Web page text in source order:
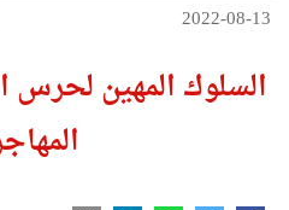
2022-08-13
السلوك المهين لحرس